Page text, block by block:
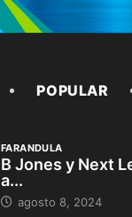
POPULAR
FARANDULA
B Jones y Next
a...
agosto 8, 2024